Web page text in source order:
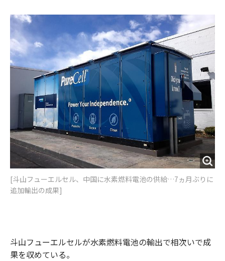
b
o
o
k
t
o
u
t
[斗山フューエルセル、中国に水素燃料電池の供給…7ヵ月ぶりに
追加輸出の成果]
斗山フューエルセルが水素燃料電池の輸出で相次いで成
果を収めている。